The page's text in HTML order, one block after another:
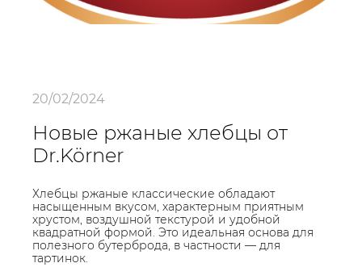
20/02/2024
Новые ржаные хлебцы от
Dr.Körner
Хлебцы ржаные классические обладают
насыщенным вкусом, характерным приятным
хрустом, воздушной текстурой и удобной
квадратной формой. Это идеальная основа для
полезного бутерброда, в частности — для
тартинок.